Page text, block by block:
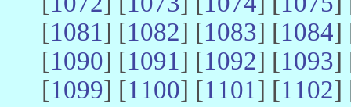
[1081] [1082] [1083] [1084]
[1090] [1091] [1092] [1093]
[1099] [1100] [1101] [1102]